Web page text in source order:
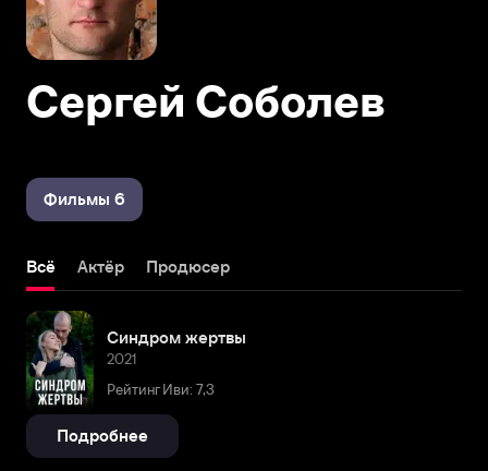
Сергей Соболев
Фильмы 6
Всё Актёр Продюсер
Синдром жертвы
2021
Рейтинг Иви: 7,3
Подробнее